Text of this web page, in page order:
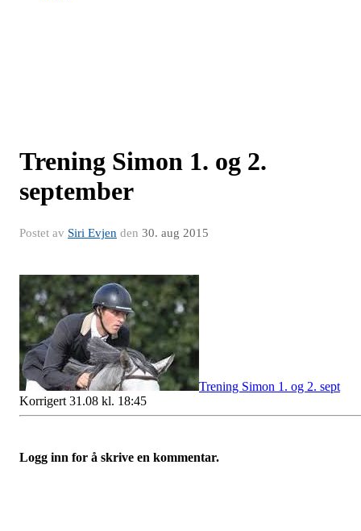
Trening Simon 1. og 2.
september
Postet av Siri Evjen den 30. aug 2015
Trening Simon 1. og 2. sept
Korrigert 31.08 kl. 18:45
Logg inn for å skrive en kommentar.